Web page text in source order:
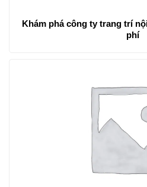
Khám phá công ty trang trí
phí